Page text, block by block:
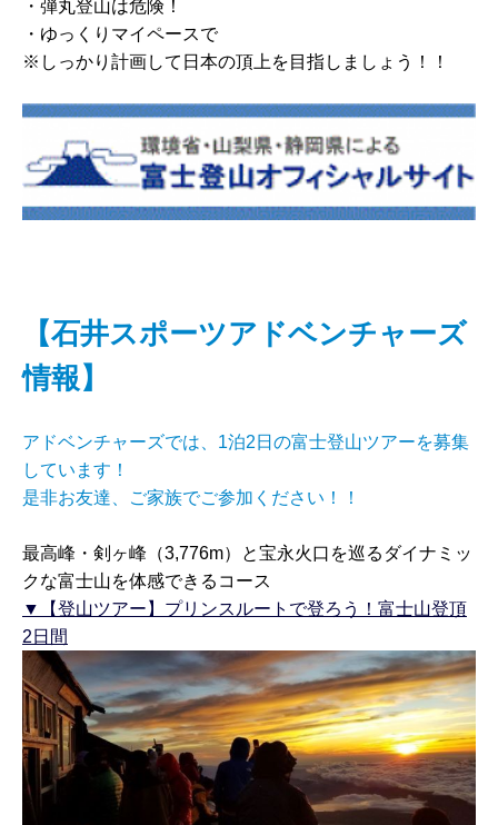
・弾丸登山は危険！
・ゆっくりマイペースで
※しっかり計画して日本の頂上を目指しましょう！！
【石井スポーツアドベンチャーズ
情報】
アドベンチャーズでは、1泊2日の富士登山ツアーを募集
しています！
是非お友達、ご家族でご参加ください！！
最高峰・剣ヶ峰（3,776m）と宝永火口を巡るダイナミッ
クな富士山を体感できるコース
▼【登山ツアー】プリンスルートで登ろう！富士山登頂
2日間